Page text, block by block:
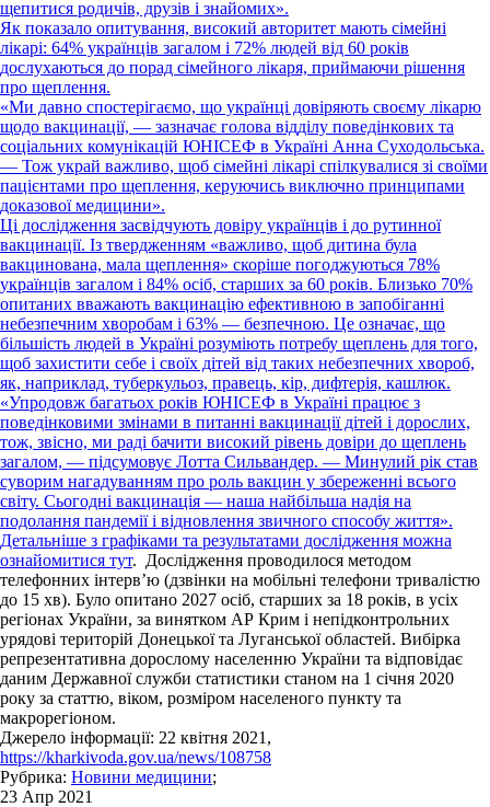
щепитися родичів, друзів і знайомих».
Як показало опитування, високий авторитет мають сімейні
лікарі: 64% українців загалом і 72% людей від 60 років
дослухаються до порад сімейного лікаря, приймаючи рішення
про щеплення.
«Ми давно спостерігаємо, що українці довіряють своєму лікарю
щодо вакцинації, — зазначає голова відділу поведінкових та
соціальних комунікацій ЮНІСЕФ в Україні Анна Суходольська.
— Тож украй важливо, щоб сімейні лікарі спілкувалися зі своїми
пацієнтами про щеплення, керуючись виключно принципами
доказової медицини».
Ці дослідження засвідчують довіру українців і до рутинної
вакцинації. Із твердженням «важливо, щоб дитина була
вакцинована, мала щеплення» скоріше погоджуються 78%
українців загалом і 84% осіб, старших за 60 років. Близько 70%
опитаних вважають вакцинацію ефективною в запобіганні
небезпечним хворобам і 63% — безпечною. Це означає, що
більшість людей в Україні розуміють потребу щеплень для того,
щоб захистити себе і своїх дітей від таких небезпечних хвороб,
як, наприклад, туберкульоз, правець, кір, дифтерія, кашлюк.
«Упродовж багатьох років ЮНІСЕФ в Україні працює з
поведінковими змінами в питанні вакцинації дітей і дорослих,
тож, звісно, ми раді бачити високий рівень довіри до щеплень
загалом, — підсумовує Лотта Сильвандер. — Минулий рік став
суворим нагадуванням про роль вакцин у збереженні всього
світу. Сьогодні вакцинація — наша найбільша надія на
подолання пандемії і відновлення звичного способу життя».
Детальніше з графіками та результатами дослідження можна
ознайомитися тут. Дослідження проводилося методом
телефонних інтерв’ю (дзвінки на мобільні телефони тривалістю
до 15 хв). Було опитано 2027 осіб, старших за 18 років, в усіх
регіонах України, за винятком АР Крим і непідконтрольних
урядові територій Донецької та Луганської областей. Вибірка
репрезентативна дорослому населенню України та відповідає
даним Державної служби статистики станом на 1 січня 2020
року за статтю, віком, розміром населеного пункту та
макрорегіоном.
Джерело інформації: 22 квітня 2021,
https://kharkivoda.gov.ua/news/108758
Рубрика: Новини медицини;
23 Апр 2021